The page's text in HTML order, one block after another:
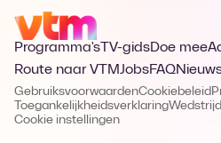
Programma's TV-gidsDoe mee
Route naar VTMJobsFAQ
GebruiksvoorwaardenCookiebeleid
Toegankelijkheidsverklaring
Cookie instellingen